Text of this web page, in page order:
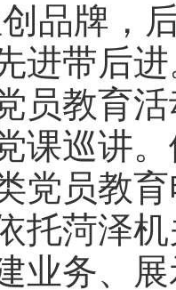
品牌，
进带后
员教育
课巡讲
党员教
托菏泽
业务、